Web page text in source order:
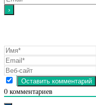
0 комментариев